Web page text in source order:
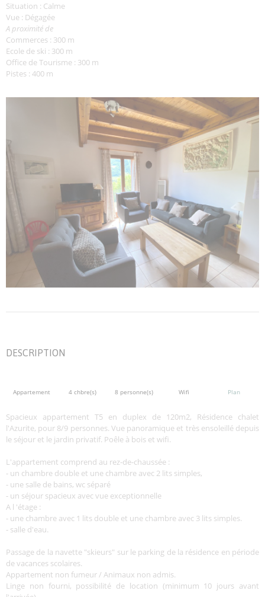
Situation : Calme
Vue : Dégagée
A proximité de
Commerces : 300 m
Ecole de ski : 300 m
Office de Tourisme : 300 m
Pistes : 400 m
DESCRIPTION
Appartement 4 chbre(s) 8 personne(s) Wifi Plan
Spacieux appartement T5 en duplex de 120m2, Résidence chalet
l'Azurite, pour 8/9 personnes. Vue panoramique et très ensoleillé depuis
le séjour et le jardin privatif. Poêle à bois et wifi.
L'appartement comprend au rez-de-chaussée :
- un chambre double et une chambre avec 2 lits simples,
- une salle de bains, wc séparé
- un séjour spacieux avec vue exceptionnelle
A l 'étage :
- une chambre avec 1 lits double et une chambre avec 3 lits simples.
- salle d'eau.
Passage de la navette "skieurs" sur le parking de la résidence en période
de vacances scolaires.
Appartement non fumeur / Animaux non admis.
Linge non fourni, possibilité de location (minimum 10 jours avant